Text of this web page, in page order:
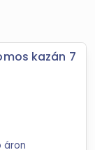
kazán 7
áron